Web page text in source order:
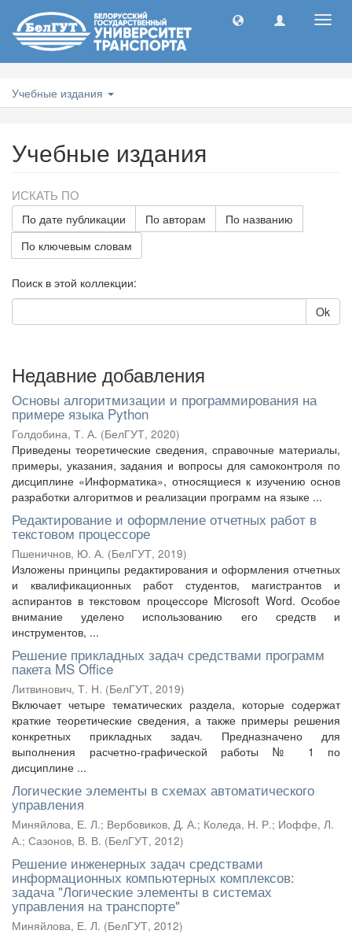
Учебные издания
Учебные издания
ИСКАТЬ ПО
По дате публикации По авторам
По названию
По ключевым словам
Поиск в этой коллекции:
Ok
Недавние добавления
Основы алгоритмизации и программирования на
примере языка Python
Голдобина, Т. А. (БелГУТ, 2020)
Приведены теоретические сведения, справочные материалы,
примеры, указания, задания и вопросы для самоконтроля по
дисциплине «Информатика», относящиеся к изучению основ
разработки алгоритмов и реализации программ на языке ...
Редактирование и оформление отчетных работ в
текстовом процессоре
Пшеничнов, Ю. А. (БелГУТ, 2019)
Изложены принципы редактирования и оформления отчетных
и квалификационных работ студентов, магистрантов и
аспирантов в текстовом процессоре Microsoft Word. Особое
внимание уделено использованию его средств и
инструментов, ...
Решение прикладных задач средствами программ
пакета MS Office
Литвинович, Т. Н. (БелГУТ, 2019)
Включает четыре тематических раздела, которые содержат
краткие теоретические сведения, а также примеры решения
конкретных прикладных задач. Предназначено для
выполнения расчетно-графической работы № 1 по
дисциплине ...
Логические элементы в схемах автоматического
управления
Миняйлова, Е. Л.; Вербовиков, Д. А.; Коледа, Н. Р.; Иоффе, Л.
А.; Сазонов, В. В. (БелГУТ, 2012)
Решение инженерных задач средствами
информационных компьютерных комплексов:
задача "Логические элементы в системах
управления на транспорте"
Миняйлова, Е. Л. (БелГУТ, 2012)